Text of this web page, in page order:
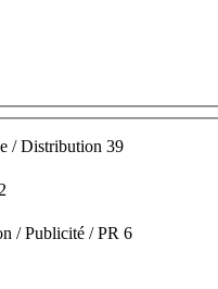
/ Distribution 39
/ Publicité / PR 6